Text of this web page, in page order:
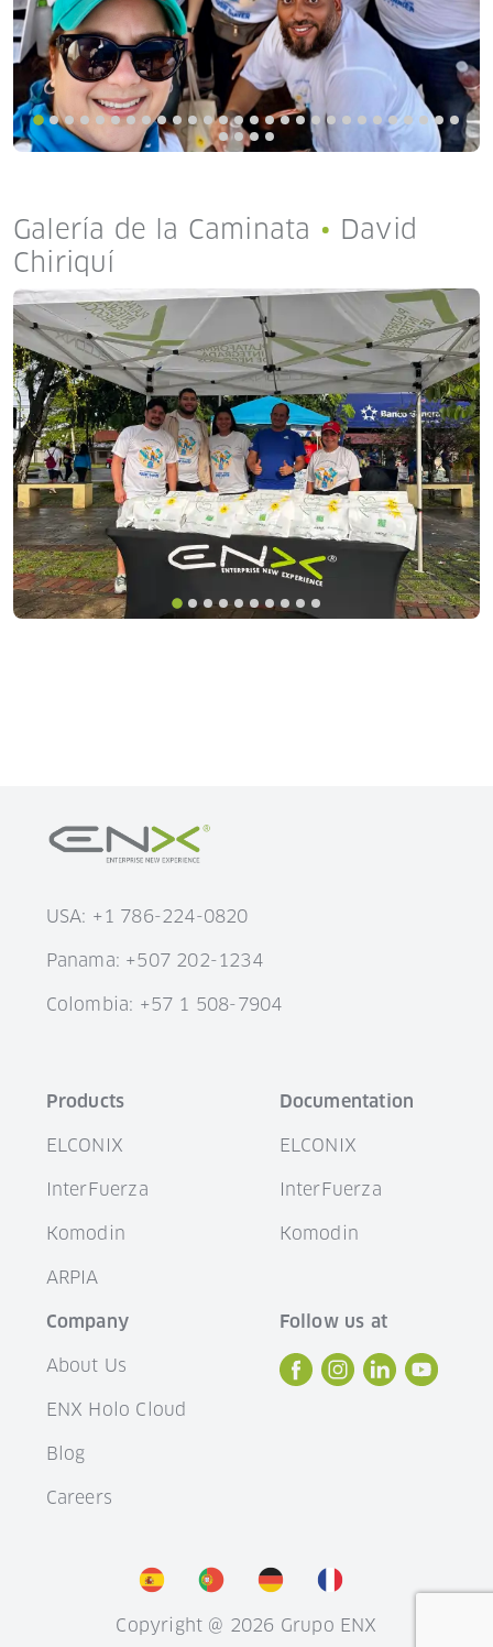
Galería de la Caminata • David
Chiriquí
USA: +1 786-224-0820
Panama: +507 202-1234
Colombia: +57 1 508-7904
Products
ELCONIX
InterFuerza
Komodin
ARPIA
Documentation
ELCONIX
InterFuerza
Komodin
Company
About Us
ENX Holo Cloud
Blog
Careers
Follow us at
Copyright @ 2026 Grupo ENX